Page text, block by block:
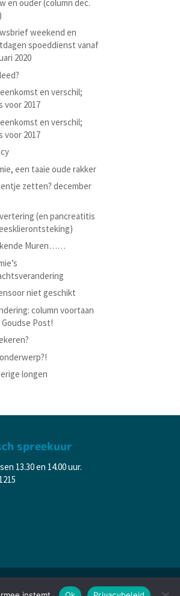
en ouder (column dec.
weekend en
spoeddienst vanaf
2020
en verschil;
voor 2017
en verschil;
voor 2017
een taaie oude rakker
zetten? december
(en pancreatitis
Muren……
niet geschikt
column voortaan
Goudse Post!
longen
spreekuur
13.30 en 14.00 uur.